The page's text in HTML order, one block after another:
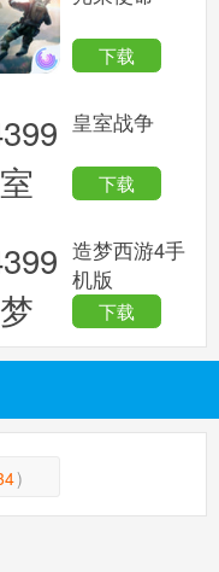
下载
皇室战争
下载
造梦西游4手
机版
下载
)